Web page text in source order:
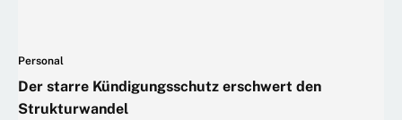
Personal
Der starre Kündigungsschutz erschwert den
Strukturwandel